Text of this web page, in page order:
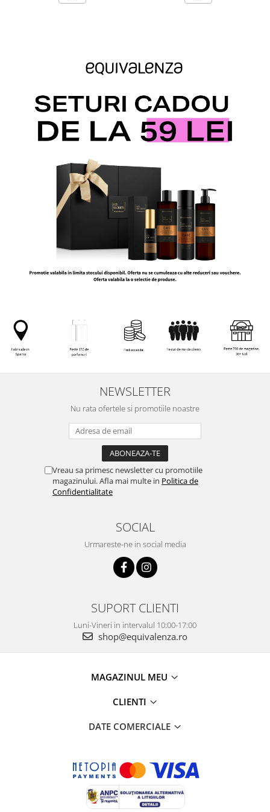
NEWSLETTER
Nu rata ofertele si promotiile noastre
Vreau sa primesc newsletter cu promotiile
magazinului. Afla mai multe in Politica de
Confidentialitate
SOCIAL
Urmareste-ne in social media
SUPORT CLIENTI
Luni-Vineri in intervalul 10:00-17:00
shop@equivalenza.ro
MAGAZINUL MEU
CLIENTI
DATE COMERCIALE